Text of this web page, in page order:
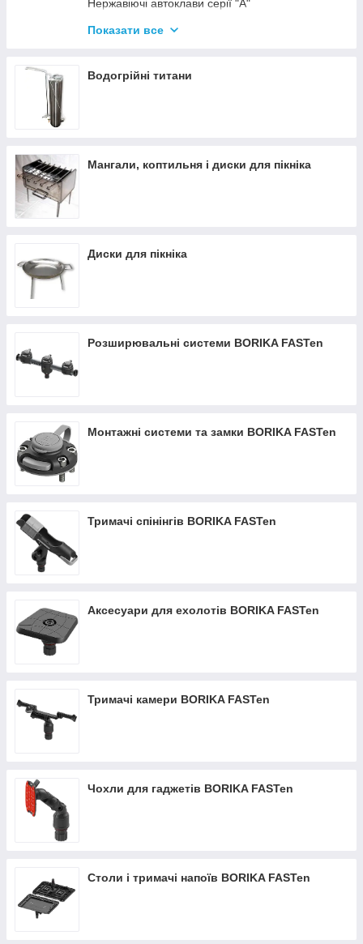
Нержавіючі автоклави серії "А"
Промислові автоклави
Комплектуючі для автоклавів
Показати все
Водогрійні титани
Мангали, коптильня і диски для пікніка
Диски для пікніка
Розширювальні системи BORIKA FASTen
Монтажні системи та замки BORIKA FASTen
Тримачі спінінгів BORIKA FASTen
Аксесуари для ехолотів BORIKA FASTen
Тримачі камери BORIKA FASTen
Чохли для гаджетів BORIKA FASTen
Столи і тримачі напоїв BORIKA FASTen